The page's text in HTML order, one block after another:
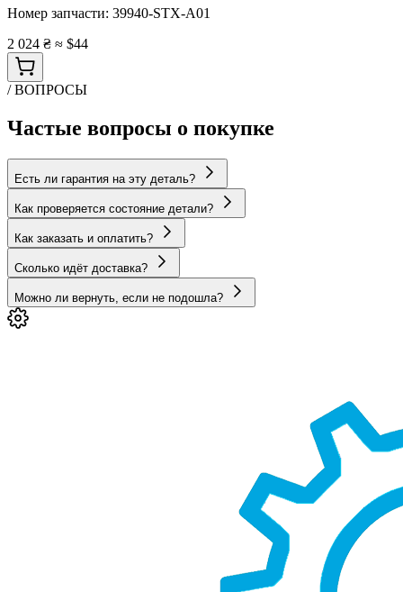
Номер запчасти: 39940-STX-A01
2 024 ₴ ≈ $44
/ ВОПРОСЫ
Частые вопросы о покупке
Есть ли гарантия на эту деталь?
Как проверяется состояние детали?
Как заказать и оплатить?
Сколько идёт доставка?
Можно ли вернуть, если не подошла?